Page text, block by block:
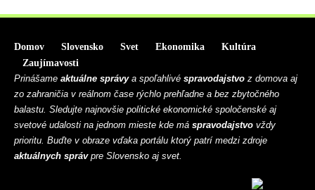
Domov Slovensko Svet Ekonomika
Kultúra
Zaujímavosti
Prinášame aktuálne správya spoľahlivé spravodajstvo z domova aj
zo zahraničia v reálnom čase rýchlo prehľadne a bez zbytočného
balastu. Sledujte najnovšie politické ekonomické spoločenské aj
svetové udalosti na jednom mieste kde má spravodajstvo vždy
prioritu. Buďte v obraze vďaka portálu ktorý patrí medzi zdroje
aktuálnych správpre Slovensko aj svet.